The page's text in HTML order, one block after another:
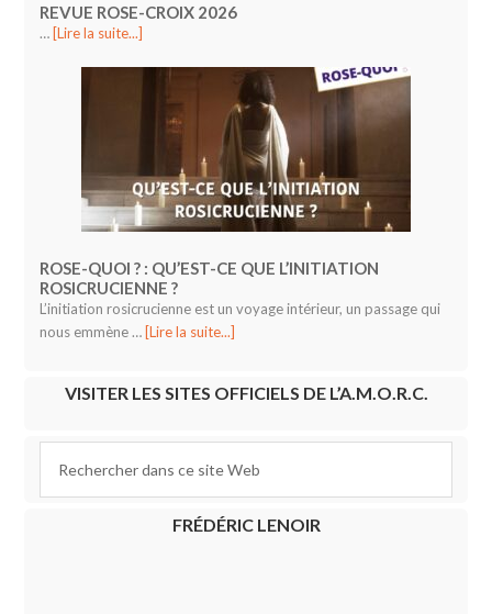
REVUE ROSE-CROIX 2026
… [Lire la suite...]
ROSE-QUOI ? : QU’EST-CE QUE L’INITIATION
ROSICRUCIENNE ?
L’initiation rosicrucienne est un voyage intérieur, un passage qui
nous emmène … [Lire la suite...]
VISITER LES SITES OFFICIELS DE L’A.M.O.R.C.
FRÉDÉRIC LENOIR